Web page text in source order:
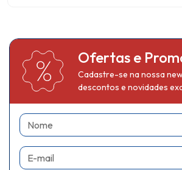
Ofertas e
Cadastre-se na nossa
descontos e novidades
Nome
E-mail